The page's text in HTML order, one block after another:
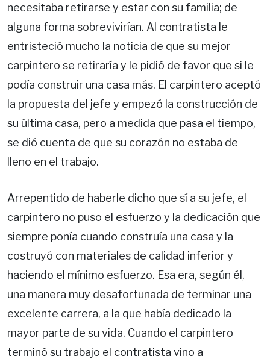
necesitaba retirarse y estar con su familia; de
alguna forma sobrevivirían. Al contratista le
entristeció mucho la noticia de que su mejor
carpintero se retiraría y le pidió de favor que si le
podía construir una casa más. El carpintero aceptó
la propuesta del jefe y empezó la construcción de
su última casa, pero a medida que pasa el tiempo,
se dió cuenta de que su corazón no estaba de
lleno en el trabajo.
Arrepentido de haberle dicho que sí a su jefe, el
carpintero no puso el esfuerzo y la dedicación que
siempre ponía cuando construía una casa y la
costruyó con materiales de calidad inferior y
haciendo el mínimo esfuerzo. Esa era, según él,
una manera muy desafortunada de terminar una
excelente carrera, a la que había dedicado la
mayor parte de su vida. Cuando el carpintero
terminó su trabajo el contratista vino a